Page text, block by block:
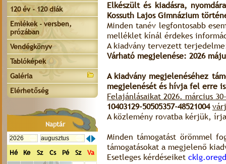
120 év - 120 diák
Emlékek - versben,
prózában
Vendégkönyv
Tablóképek
Galéria
Elérhetőség
Naptár
Hé Ke Sz Cs Pé Sz Va
Elkészült és kiadásra,
Kossuth Lajos Gimnázium
Minden tanév legfontosabb
melléklet kínál érdekes
A kiadvány tervezett
Várható megjelenése: 2026
A kiadvány megjelenéséhez
megjelenését és hívja fel erre
Felajánlásaikat 2026. március
10403129-50505357-48521004
A közlemény rovatba kérjük,
Minden támogatást örömmel
támogatásokat a megjelenő
Esetleges kérdéseiket